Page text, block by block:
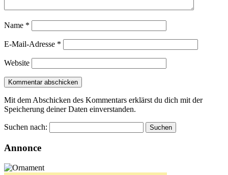
Name *
E-Mail-Adresse *
Website
Mit dem Abschicken des Kommentars erklärst du dich mit der
Speicherung deiner Daten einverstanden.
Suchen nach:
Annonce